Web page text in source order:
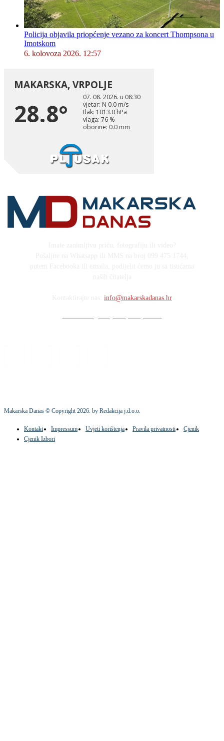
Policija objavila priopćenje vezano za koncert Thompsona u
Imotskom
6. kolovoza 2026. 12:57
info@makarskadanas.hr
Makarska Danas © Copyright2026. by Redakcija j.d.o.o.
Kontakt Impressum Uvjeti korištenja Pravila privatnosti
Cjenik
Cjenik Izbori